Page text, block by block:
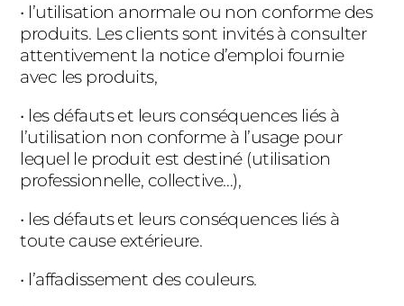
• l’utilisation anormale ou non conforme des
produits. Les clients sont invités à consulter
attentivement la notice d’emploi fournie
avec les produits,
• les défauts et leurs conséquences liés à
l’utilisation non conforme à l’usage pour
lequel le produit est destiné (utilisation
professionnelle, collective…),
• les défauts et leurs conséquences liés à
toute cause extérieure.
• l’affadissement des couleurs.